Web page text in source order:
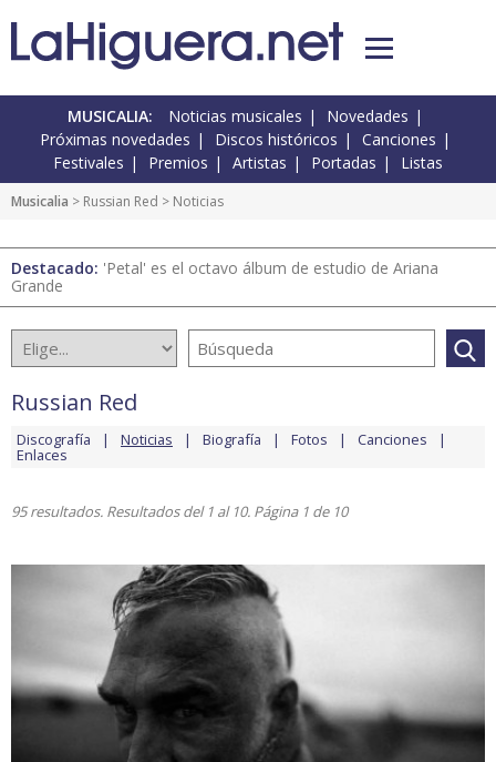
MUSICALIA: Noticias musicales
Novedades
Próximas novedades
Discos históricos
Canciones
Festivales
Premios Artistas Portadas Listas
Musicalia > Russian Red > Noticias
Destacado: 'Petal' es el octavo álbum de estudio de Ariana
Grande
Russian Red
Discografía Noticias Biografía Fotos Canciones
Enlaces
95 resultados. Resultados del 1 al 10. Página 1 de 10